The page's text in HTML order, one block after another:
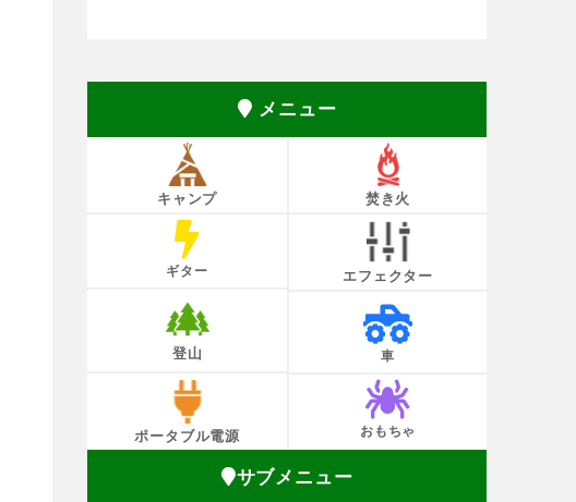
メニュー
キャンプ 焚き火
ギター エフェクター
登山 車
ポータブル電源 おもちゃ
サブメニュー